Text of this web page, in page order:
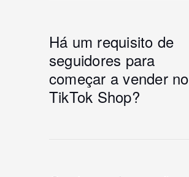
Há um requisito de
seguidores para
começar a vender no
TikTok Shop?